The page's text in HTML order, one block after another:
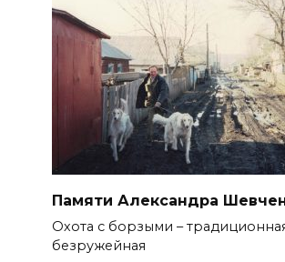
Памяти Александра
Охота с борзыми –
безружейная